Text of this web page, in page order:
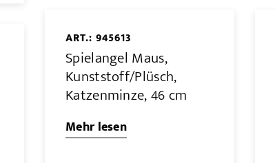
ART.: 945613
Spielangel Maus,
Kunststoff/Plüsch,
Katzenminze, 46 cm
Mehr lesen